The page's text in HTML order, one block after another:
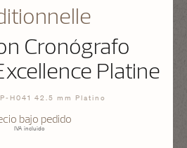
Cronógrafo
Platine
H041 42.5 mm Platino
bajo pedido
IVA incluido